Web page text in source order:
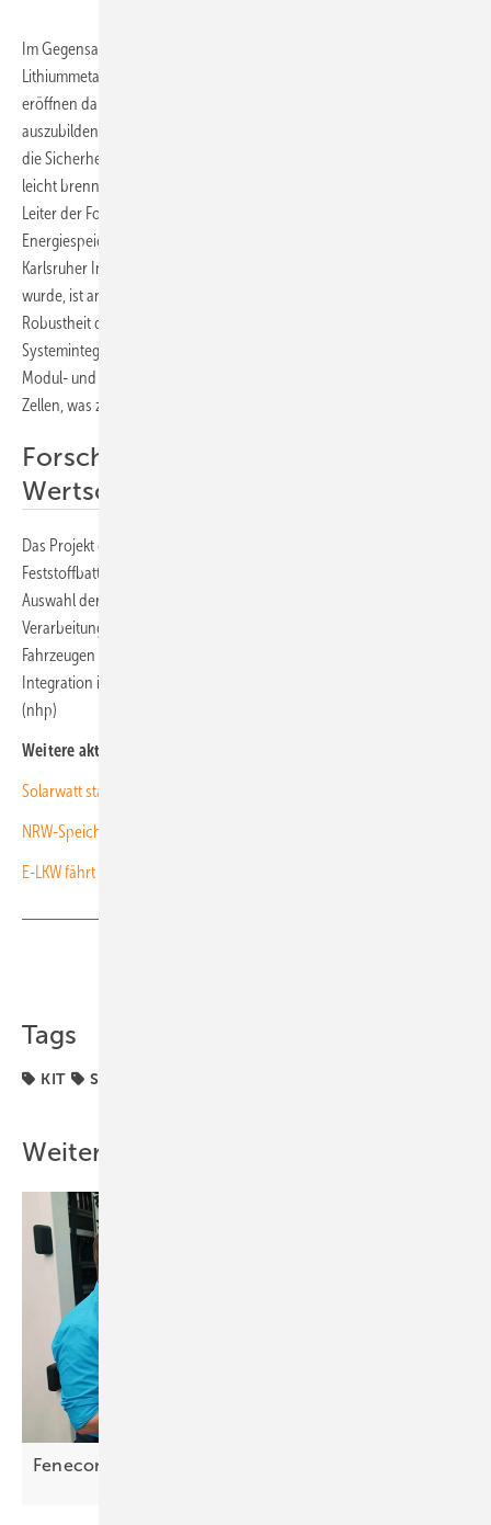
Im Gegensatz zu konventionellen Flüssigelektrolyten, die stark mit
Lithiummetall reagieren, sind Festelektrolyte weniger reaktiv und
eröffnen damit die Möglichkeit, kinetisch stabile Grenzflächen
auszubilden. Dies wiederum verspricht weitere Vorteile: „Erstens wird
die Sicherheit wesentlich verbessert, da die Zellen keine flüssigen und
leicht brennbaren Bestandteile enthalten“, erläutert Dominic Bresser,
Leiter der Forschungsgruppe Elektrochemische
Energiespeichermaterialien am Helmholtz-Institut Ulm (HIU), das vom
Karlsruher Institut für Technologie und der Universität Ulm gegründet
wurde, ist an dem Vorhaben beteiligt. „Zweitens erhöht sich die
Robustheit der Zellen, wodurch Handhabung, Kühlung und
Systemintegration leichter werden.“ So lassen sich die Kosten auf Zell-,
Modul- und Systemebene senken. Zugleich steigt die Lebensdauer der
Zellen, was zur Nachhaltigkeit beiträgt.
Forschung entlang der
Wertschöpfungskette
Das Projekt deckt dabei die gesamte Wertschöpfungskette von
Feststoffbatterien mit Lithiummetall als Anodenmaterial ab: von der
Auswahl der Materialien über die Herstellung der Komponenten, die
Verarbeitung zu Zellen, die Skalierung der Batterien für den Einsatz in
Fahrzeugen und andere Anwendungen bis hin zum Recycling. Die
Integration in die Kreislaufwirtschaft ist also ebenfalls berücksichtigt.
(nhp)
Weitere aktuelle News:
Solarwatt startet drei neue Fertigungen für Speicher und Solarmodule
NRW-Speicherförderung schließt solaren Wasserstoff ein
E-LKW fährt 1.099 Kilometer in 23 Stunden ohne Ladestopp
Tags
KIT Solarspeicher
Weitere Inhalte
Fenecon: „Wir gewinnen massiv